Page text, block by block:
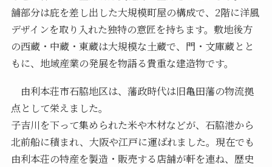
舗部分は庇を差し出した大規模町屋の構成で、2階に洋風
デザインを取り入れた独特の意匠を持ちます。敷地後方
の西蔵・中蔵・東蔵は大規模な土蔵で、門・文庫蔵とと
もに、地域産業の発展を物語る貴重な建造物です。
由利本荘市石脇地区は、藩政時代は旧亀田藩の物流拠
点として栄えました。
子吉川を下って集められた米や木材などが、石脇港から
北前船に積まれ、大阪や江戸に運ばれました。現在でも
由利本荘の特産を製造・販売する店舗が軒を連ね、歴史